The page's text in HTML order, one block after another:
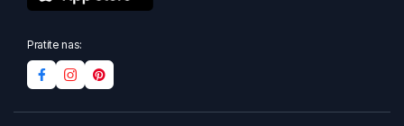
Pratite nas: